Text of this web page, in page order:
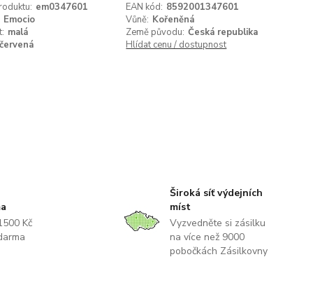
em0347601 EAN kód: 8592001347601
Emocio
Vůně: Kořeněná
malá Země původu: Česká republika
Hlídat cenu / dostupnost
Kč
Široká síť výdejních
míst
Vyzvedněte si zásilku
na více než 9000
pobočkách Zásilkovny